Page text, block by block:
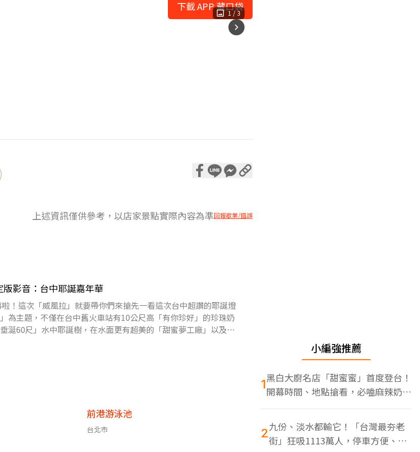
1/3
下載 APP 藏口袋
上述資訊僅供參考，以店家景點實際內容為準回報歇業/錯誤
影音：台中耶誕嘉年華
啦！這次「威風拉」就要帶你們來搶先一看這次台中超讚的耶誕燈
為主題，不僅在台中舊火車站有10公尺高「有你珍好」的珍珠奶
涎60尺」水中耶誕樹，在水面更有超美的「甜蜜夢工廠」以及綠
前港游泳池
台北市
小編強推薦
1黑白大廚名店「甜蜜蜜」首度登台！
開幕時間、地點搶看，必嗑麻辣奶油
蝦
2九份、淡水都輸它！「台灣最夯老
街」狂吸1113萬人，停車方便、特